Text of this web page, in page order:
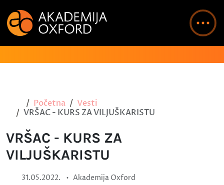
Početna
Vesti
VRŠAC - KURS ZA VILJUŠKARISTU
VRŠAC - KURS ZA
VILJUŠKARISTU
31.05.2022. • Akademija Oxford